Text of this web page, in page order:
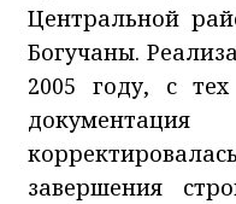
Центральной
Богучаны.
2005 году, с
завершения